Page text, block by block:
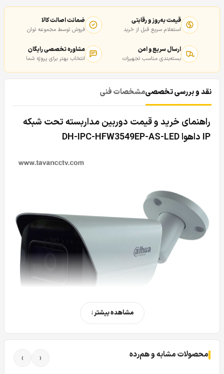
قیمت به‌روز و رقابتی
استعلام سریع قبل از خرید
ضمانت اصالت کالا
فروش توسط مجموعه توان
ارسال سریع و امن
بسته‌بندی مناسب تجهیزات
مشاوره تخصصی رایگان
انتخاب بهتر برای پروژه شما
نقد و بررسی تخصصیمشخصات فنی
راهنمای خرید و قیمت دوربین مداربسته تحت شبکه
IP داهوا DH-IPC-HFW3549EP-AS-LED
مشاهده بیشتر
محصولات مشابه و هم‌رده ‹
›